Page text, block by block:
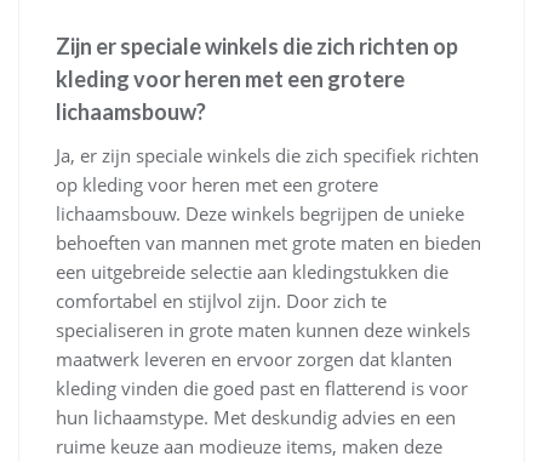
Zijn er speciale winkels die zich richten op
kleding voor heren met een grotere
lichaamsbouw?
Ja, er zijn speciale winkels die zich specifiek richten
op kleding voor heren met een grotere
lichaamsbouw. Deze winkels begrijpen de unieke
behoeften van mannen met grote maten en bieden
een uitgebreide selectie aan kledingstukken die
comfortabel en stijlvol zijn. Door zich te
specialiseren in grote maten kunnen deze winkels
maatwerk leveren en ervoor zorgen dat klanten
kleding vinden die goed past en flatterend is voor
hun lichaamstype. Met deskundig advies en een
ruime keuze aan modieuze items, maken deze